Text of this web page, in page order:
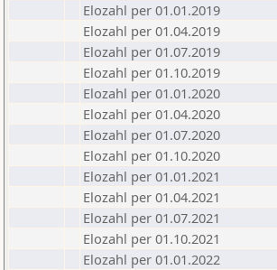
Elozahl per 01.01.2019
Elozahl per 01.04.2019
Elozahl per 01.07.2019
Elozahl per 01.10.2019
Elozahl per 01.01.2020
Elozahl per 01.04.2020
Elozahl per 01.07.2020
Elozahl per 01.10.2020
Elozahl per 01.01.2021
Elozahl per 01.04.2021
Elozahl per 01.07.2021
Elozahl per 01.10.2021
Elozahl per 01.01.2022